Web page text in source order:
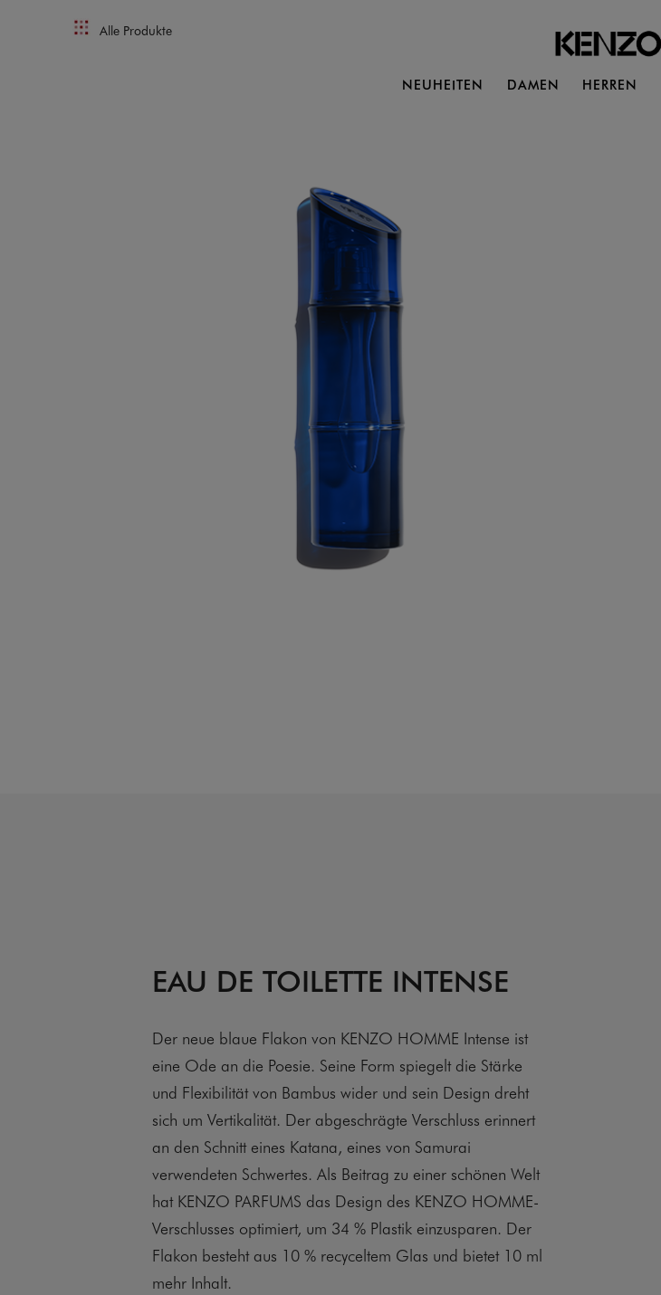
Alle Produkte
NEUHEITEN DAMEN HERREN
EAU DE TOILETTE INTENSE
Der neue blaue Flakon von KENZO HOMME Intense ist
eine Ode an die Poesie. Seine Form spiegelt die Stärke
und Flexibilität von Bambus wider und sein Design dreht
sich um Vertikalität. Der abgeschrägte Verschluss erinnert
an den Schnitt eines Katana, eines von Samurai
verwendeten Schwertes. Als Beitrag zu einer schönen Welt
hat KENZO PARFUMS das Design des KENZO HOMME-
Verschlusses optimiert, um 34 % Plastik einzusparen. Der
Flakon besteht aus 10 % recyceltem Glas und bietet 10 ml
mehr Inhalt.